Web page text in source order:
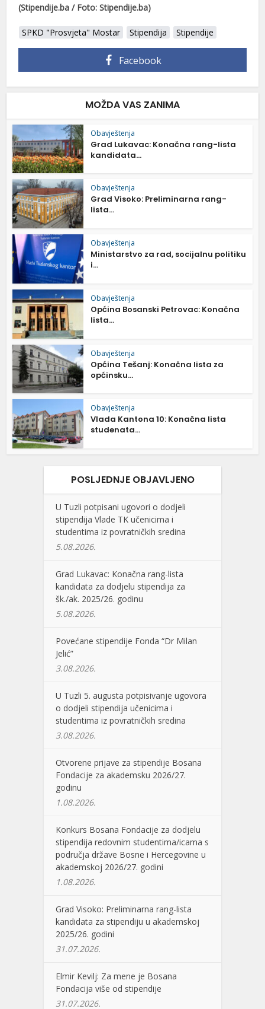
(Stipendije.ba / Foto: Stipendije.ba)
SPKD "Prosvjeta" Mostar Stipendija Stipendije
Facebook
MOŽDA VAS ZANIMA
Obavještenja
Grad Lukavac: Konačna rang-lista
kandidata...
Obavještenja
Grad Visoko: Preliminarna rang-
lista...
Obavještenja
Ministarstvo za rad, socijalnu politiku
i...
Obavještenja
Općina Bosanski Petrovac: Konačna
lista...
Obavještenja
Općina Tešanj: Konačna lista za
općinsku...
Obavještenja
Vlada Kantona 10: Konačna lista
studenata...
POSLJEDNJE OBJAVLJENO
U Tuzli potpisani ugovori o dodjeli
stipendija Vlade TK učenicima i
studentima iz povratničkih sredina
5.08.2026.
Grad Lukavac: Konačna rang-lista
kandidata za dodjelu stipendija za
šk./ak. 2025/26. godinu
5.08.2026.
Povećane stipendije Fonda “Dr Milan
Jelić”
3.08.2026.
U Tuzli 5. augusta potpisivanje ugovora
o dodjeli stipendija učenicima i
studentima iz povratničkih sredina
3.08.2026.
Otvorene prijave za stipendije Bosana
Fondacije za akademsku 2026/27.
godinu
1.08.2026.
Konkurs Bosana Fondacije za dodjelu
stipendija redovnim studentima/icama s
područja države Bosne i Hercegovine u
akademskoj 2026/27. godini
1.08.2026.
Grad Visoko: Preliminarna rang-lista
kandidata za stipendiju u akademskoj
2025/26. godini
31.07.2026.
Elmir Kevilj: Za mene je Bosana
Fondacija više od stipendije
31.07.2026.